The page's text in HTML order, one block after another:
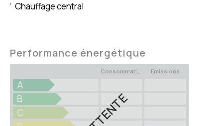
Chauffage central
Performance énergétique
Consommation Emissions
A
B
C